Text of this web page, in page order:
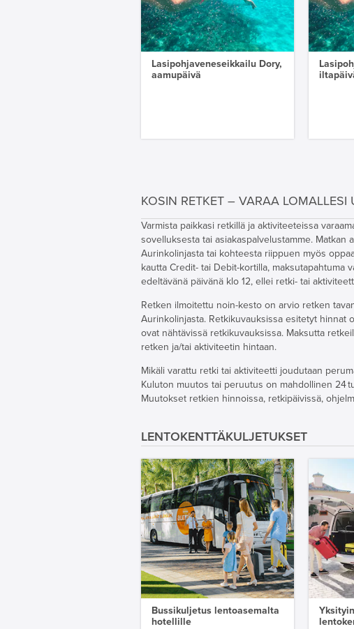
Lasipohjaveneseikkailu Dory,
aamupäivä
KOSIN RETKET – VARAA LOMALLESI
Varmista paikkasi retkillä ja aktiviteeteissa
sovelluksesta tai asiakaspalvelustamme.
Aurinkolinjasta tai kohteesta riippuen myös
kautta Credit- tai Debit-kortilla, maksutapahtuma
edeltävänä päivänä klo 12, ellei retki- tai
Retken ilmoitettu noin-kesto on arvio retken
Aurinkolinjasta. Retkikuvauksissa esitetyt hinnat
ovat nähtävissä retkikuvauksissa. Maksutta
retken ja/tai aktiviteetin hintaan.
Mikäli varattu retki tai aktiviteetti joudutaan
Kuluton muutos tai peruutus on mahdollinen 24
Muutokset retkien hinnoissa, retkipäivissä,
LENTOKENTTÄKULJETUKSET
Bussikuljetus lentoasemalta
hotellille